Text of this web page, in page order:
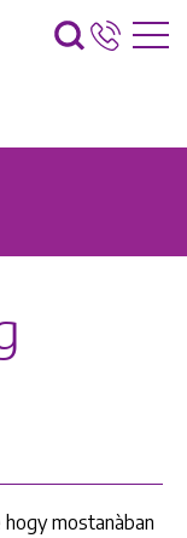
hogy mostanàban